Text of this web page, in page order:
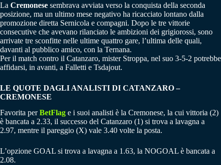
La Cremonese sembrava avviata verso la conquista della seconda
posizione, ma un ultimo mese negativo ha ricacciato lontano dalla
promozione diretta Sernicola e compagni. Dopo le tre vittorie
consecutive che avevano rilanciato le ambizioni dei grigiorossi, sono
arrivate tre sconfitte nelle ultime quattro gare, l’ultima delle quali,
davanti al pubblico amico, con la Ternana.
Per il match contro il Catanzaro, mister Stroppa, nel suo 3-5-2 potrebbe
affidarsi, in avanti, a Falletti e Tsdajout.
LE QUOTE DAGLI ANALISTI DI CATANZARO –
CREMONESE
Favorita perBetFlag e i suoi analisti è la Cremonese, la cui vittoria (2)
è bancata a 2.33, il successo del Catanzaro (1) si trova a lavagna a
2.97, mentre il pareggio (X) vale 3.40 volte la posta.
L’opzione GOAL si trova a lavagna a 1.63, la NOGOAL è bancata a
2.08.